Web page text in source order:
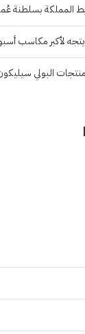
المملكة بسلطنة
لأكبر مكاسب